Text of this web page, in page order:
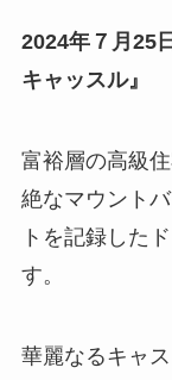
2024年７月25
キャッスル』
富裕層の高級
絶なマウント
トを記録した
す。
華麗なるキャ